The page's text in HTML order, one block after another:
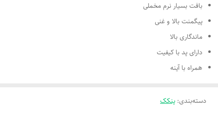
بافت بسیار نرم مخملی
پیگمنت بالا و غنی
ماندگاری بالا
دارای پد با کیفیت
همراه با آینه
دسته‌بندی: پنکک